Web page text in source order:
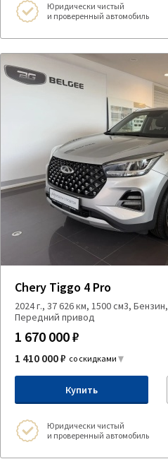
Юридически чистый
и проверенный автомобиль
Chery Tiggo 4 Pro
2024 г., 37 626 км, 1500 см3,
Передний привод
1 670 000 ₽
1 410 000 ₽ со скидками
Купить
Юридически чистый
и проверенный автомобиль